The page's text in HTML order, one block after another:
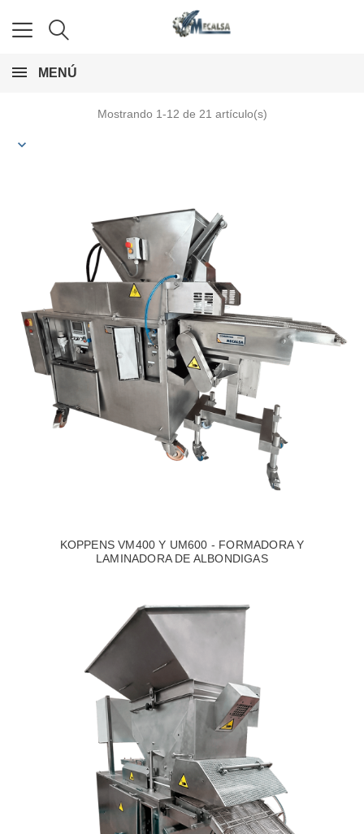
MENÚ
Mostrando 1-12 de 21 artículo(s)
KOPPENS VM400 Y UM600 - FORMADORA Y
LAMINADORA DE ALBONDIGAS